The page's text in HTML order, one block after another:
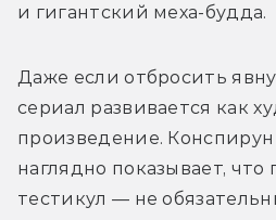
и гигантский меха-будда.
Даже если отбросить
сериал развивается как
произведение.
наглядно показывает,
тестикул — не